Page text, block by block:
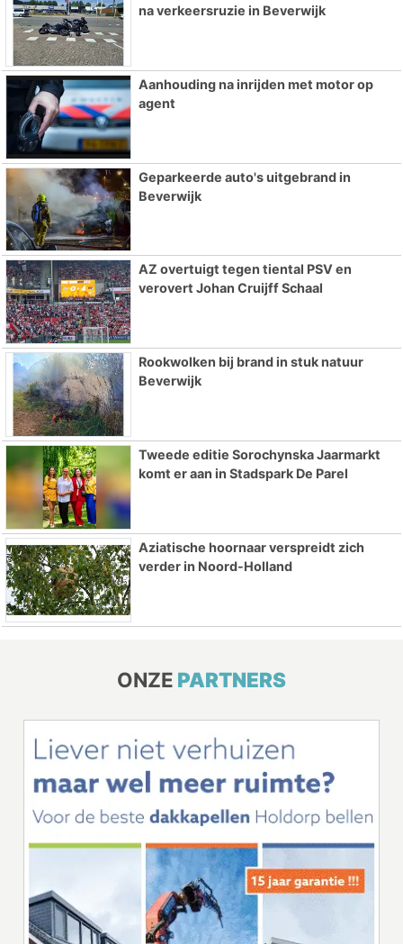
na verkeersruzie in Beverwijk
Aanhouding na inrijden met motor op
agent
Geparkeerde auto's uitgebrand in
Beverwijk
AZ overtuigt tegen tiental PSV en
verovert Johan Cruijff Schaal
Rookwolken bij brand in stuk natuur
Beverwijk
Tweede editie Sorochynska Jaarmarkt
komt er aan in Stadspark De Parel
Aziatische hoornaar verspreidt zich
verder in Noord-Holland
ONZE PARTNERS